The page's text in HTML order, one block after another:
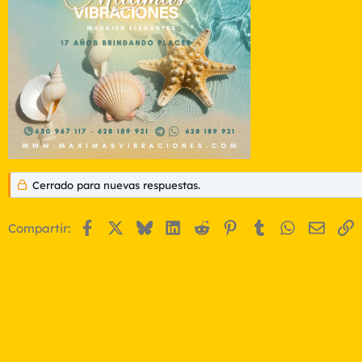
Cerrado para nuevas respuestas.
Compartir: FacebookBlueskyLinkedIn
Reddit Pinterest
Tumblr WhatsApp
Email